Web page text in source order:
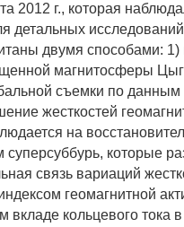
2012 г., которая
детальных
двумя способами:
магнитосферы
съемки по
жесткостей
на
которые
связь вариаций
геомагнитной
вкладе кольцевого тока